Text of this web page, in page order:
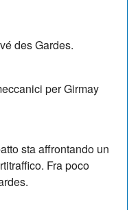
des Gardes.
per Girmay
sta affrontando un
Fra poco